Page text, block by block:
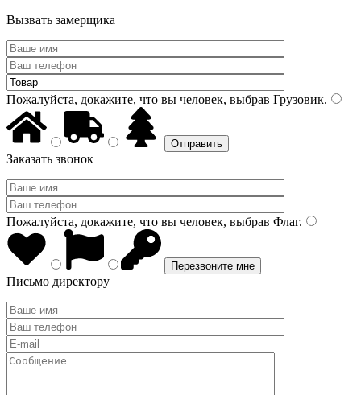
Вызвать замерщика
Пожалуйста, докажите, что вы человек, выбрав Грузовик.
Заказать звонок
Пожалуйста, докажите, что вы человек, выбрав Флаг.
Письмо директору